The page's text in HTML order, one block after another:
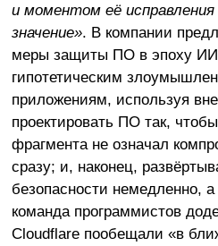
и моментом её
значение». В компании
меры защиты ПО в эпоху
гипотетическим
приложениям, используя
проектировать ПО так,
фрагмента не означал
сразу; и, наконец,
безопасности немедленно,
команда программистов
Cloudflare пообещали «в